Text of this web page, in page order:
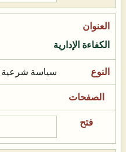
الكفاءة الإدارية
سياسة شرعية